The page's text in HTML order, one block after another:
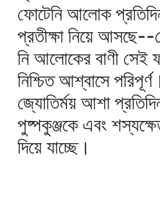
ফোটেনি আলোক
প্রতীক্ষা নিয়ে
নি আলোকের বাণী সেই
নিশ্চিত আশ্বাসে
জ্যোতির্ময় আশা
পুষ্পকুঞ্জকে এবং
দিয়ে যাচ্ছে।